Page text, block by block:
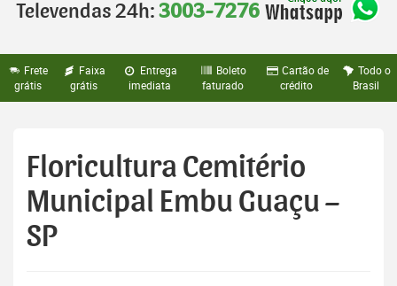
Televendas 24h: 3003-7276
Frete
grátis
Faixa
grátis
Entrega
imediata
Boleto
faturado
Cartão de
crédito
Todo o
Brasil
Floricultura Cemitério
Municipal Embu Guaçu –
SP